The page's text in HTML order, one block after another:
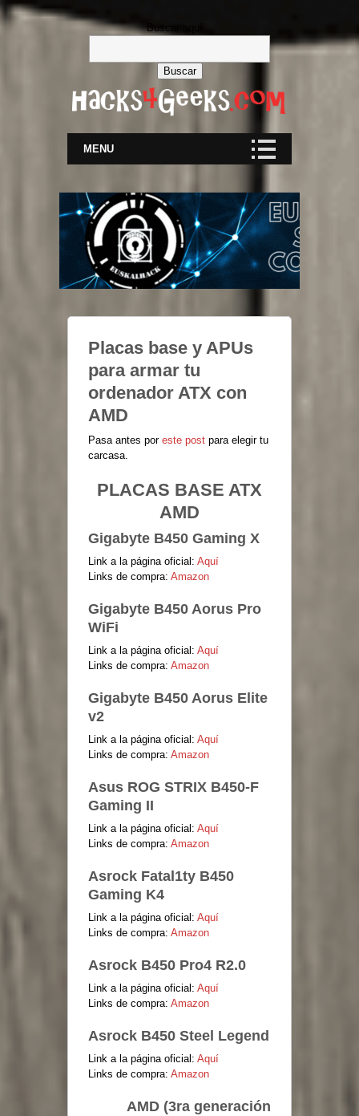
Buscar aquí...
MENU
Placas base y APUs
para armar tu
ordenador ATX con
AMD
Pasa antes por este post para elegir tu
carcasa.
PLACAS BASE ATX
AMD
Gigabyte B450 Gaming X
Link a la página oficial: Aquí
Links de compra: Amazon
Gigabyte B450 Aorus Pro
WiFi
Link a la página oficial: Aquí
Links de compra: Amazon
Gigabyte B450 Aorus Elite
v2
Link a la página oficial: Aquí
Links de compra: Amazon
Asus ROG STRIX B450-F
Gaming II
Link a la página oficial: Aquí
Links de compra: Amazon
Asrock Fatal1ty B450
Gaming K4
Link a la página oficial: Aquí
Links de compra: Amazon
Asrock B450 Pro4 R2.0
Link a la página oficial: Aquí
Links de compra: Amazon
Asrock B450 Steel Legend
Link a la página oficial: Aquí
Links de compra: Amazon
AMD (3ra generación